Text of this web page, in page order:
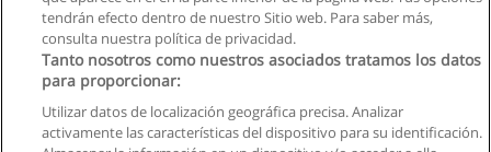
tendrán efecto dentro de nuestro Sitio web. Para saber más,
consulta nuestra política de privacidad.
Tanto nosotros como nuestros asociados tratamos los datos
para proporcionar:
Utilizar datos de localización geográfica precisa. Analizar
activamente las características del dispositivo para su identificación.